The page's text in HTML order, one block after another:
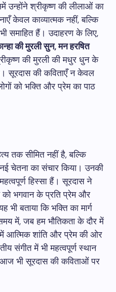
उन्होंने श्रीकृष्ण की लीलाओं का
केवल काव्यात्मक नहीं, बल्कि
समाहित हैं। उदाहरण के लिए,
की मुरली सुन, मन हरषित
की मुरली की मधुर धुन के
सूरदास की कविताएँ न केवल
को भक्ति और प्रेम का पाठ
तक सीमित नहीं है, बल्कि
चेतना का संचार किया। उनकी
हिस्सा हैं। सूरदास ने
भगवान के प्रति प्रेम और
भी बताया कि भक्ति का मार्ग
जब हम भौतिकता के दौर में
आत्मिक शांति और प्रेम की ओर
संगीत में भी महत्वपूर्ण स्थान
भी सूरदास की कविताओं पर